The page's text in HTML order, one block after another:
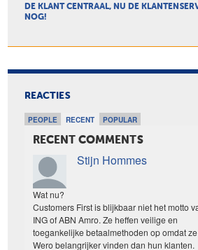
DE KLANT CENTRAAL, NU DE
NOG!
REACTIES
PEOPLE RECENT POPULAR
RECENT COMMENTS
Stijn Hommes
Wat nu?
Customers First is blijkbaar niet het motto
ING of ABN Amro. Ze heffen veilige en
toegankelijke betaalmethoden op omdat ze
Wero belangrijker vinden dan hun klanten.